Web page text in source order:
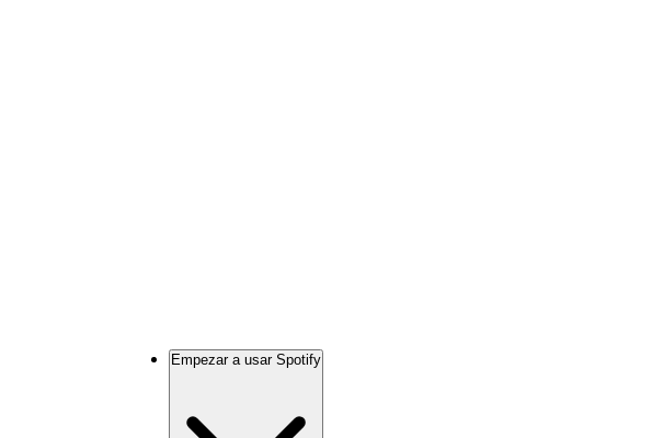
Empezar a usar Spotify